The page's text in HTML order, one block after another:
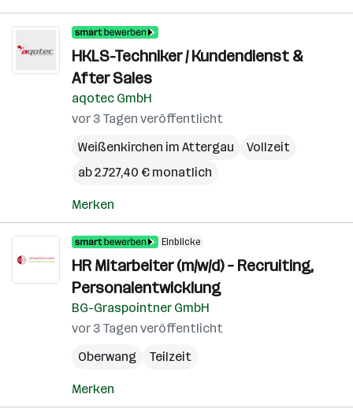
HKLS-Techniker / Kundendienst &
After Sales
aqotec GmbH
vor 3 Tagen veröffentlicht
Weißenkirchen im Attergau
Vollzeit
ab 2.727,40 € monatlich
Merken
Einblicke
HR Mitarbeiter (m/w/d) – Recruiting,
Personalentwicklung
BG-Graspointner GmbH
vor 3 Tagen veröffentlicht
Oberwang
Teilzeit
Merken